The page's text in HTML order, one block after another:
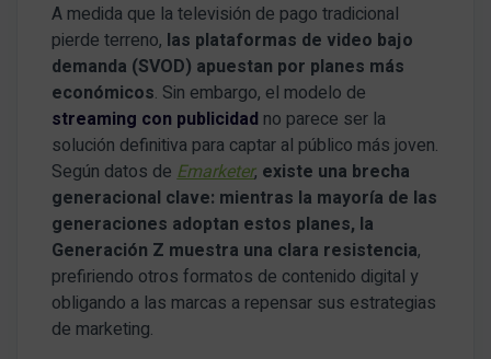
A medida que la televisión de pago tradicional
pierde terreno, las plataformas de video bajo
demanda (SVOD) apuestan por planes más
económicos. Sin embargo, el modelo de
streaming con publicidad no parece ser la
solución definitiva para captar al público más joven.
Según datos deEmarketer, existe una brecha
generacional clave: mientras la mayoría de las
generaciones adoptan estos planes, la
Generación Z muestra una clara resistencia,
prefiriendo otros formatos de contenido digital y
obligando a las marcas a repensar sus estrategias
de marketing.